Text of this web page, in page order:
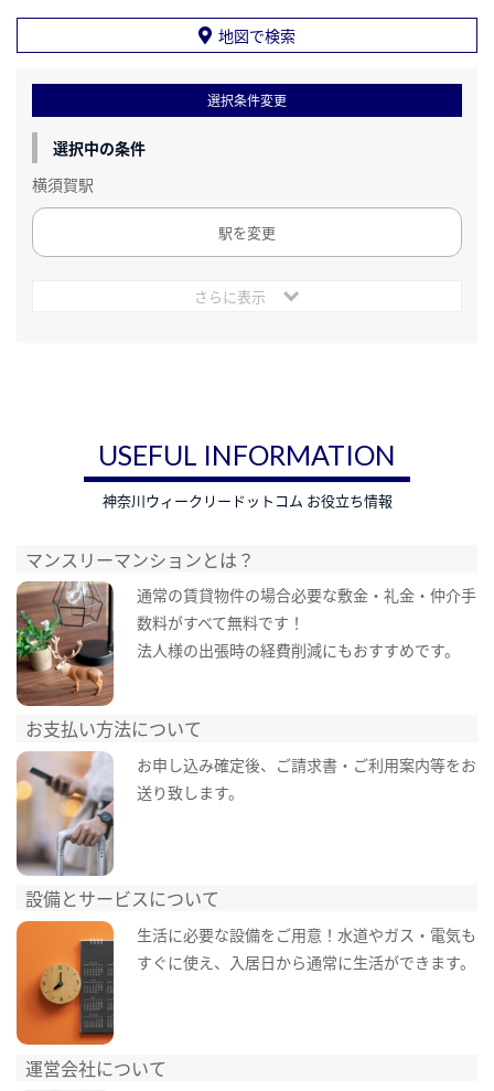
地図で検索
選択条件変更
選択中の条件
横須賀駅
駅を変更
さらに表示
USEFUL INFORMATION
神奈川ウィークリードットコム お役立ち情報
マンスリーマンションとは？
通常の賃貸物件の場合必要な敷金・礼金・仲介手
数料がすべて無料です！
法人様の出張時の経費削減にもおすすめです。
お支払い方法について
お申し込み確定後、ご請求書・ご利用案内等をお
送り致します。
設備とサービスについて
生活に必要な設備をご用意！水道やガス・電気も
すぐに使え、入居日から通常に生活ができます。
運営会社について